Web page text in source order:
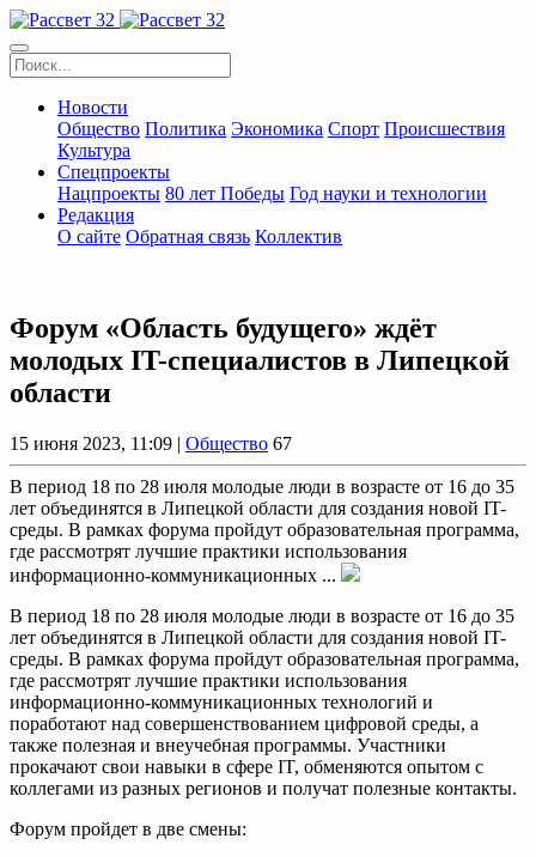
Новости
Общество Политика Экономика Спорт Происшествия
Культура
Спецпроекты
Нацпроекты 80 лет Победы Год науки и технологии
Редакция
О сайте Обратная связь Коллектив
Форум «Область будущего» ждёт
молодых IT-специалистов в Липецкой
области
15 июня 2023, 11:09 | Общество 67
В период 18 по 28 июля молодые люди в возрасте от 16 до 35
лет объединятся в Липецкой области для создания новой IT-
среды. В рамках форума пройдут образовательная программа,
где рассмотрят лучшие практики использования
информационно-коммуникационных ...
В период 18 по 28 июля молодые люди в возрасте от 16 до 35
лет объединятся в Липецкой области для создания новой IT-
среды. В рамках форума пройдут образовательная программа,
где рассмотрят лучшие практики использования
информационно-коммуникационных технологий и
поработают над совершенствованием цифровой среды, а
также полезная и внеучебная программы. Участники
прокачают свои навыки в сфере IT, обменяются опытом с
коллегами из разных регионов и получат полезные контакты.
Форум пройдет в две смены: